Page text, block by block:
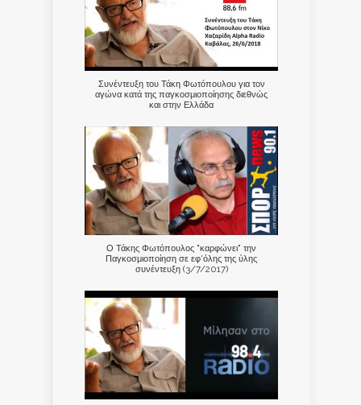
Συνέντευξη του Τάκη Φωτόπουλου για τον
αγώνα κατά της παγκοσμιοποίησης διεθνώς
και στην Ελλάδα
Ο Τάκης Φωτόπουλος "καρφώνει" την
Παγκοσμιοποίηση σε εφ'όλης της ύλης
συνέντευξη (3/7/2017)